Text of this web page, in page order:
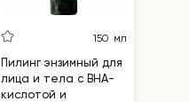
150 мл
Пилинг энзимный для
лица и тела с BHA-
кислотой и